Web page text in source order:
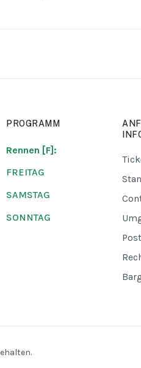
PROGRAMM
Rennen [F]:
FREITAG
SAMSTAG
SONNTAG